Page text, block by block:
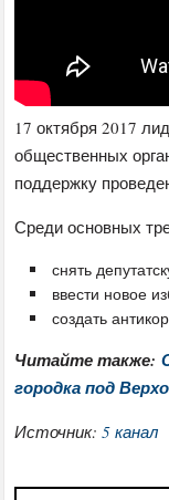
17 октября 2017
общественных
поддержку
Среди основных
снять
ввести новое
создать
Читайте также:
городка под
Источник:5 канал